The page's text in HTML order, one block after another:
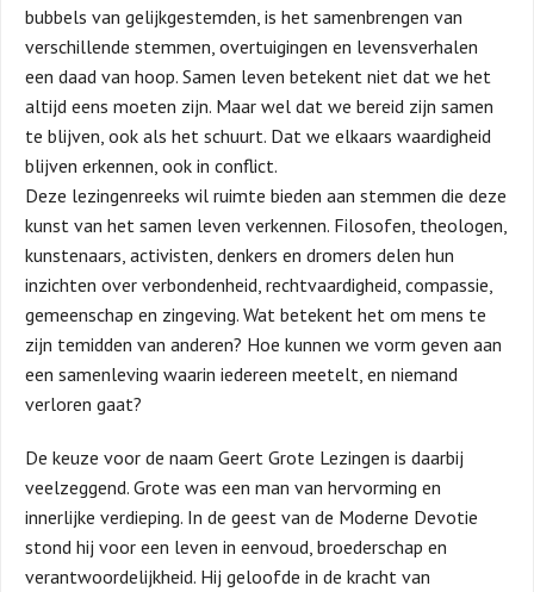
bubbels van gelijkgestemden, is het samenbrengen van
verschillende stemmen, overtuigingen en levensverhalen
een daad van hoop. Samen leven betekent niet dat we het
altijd eens moeten zijn. Maar wel dat we bereid zijn samen
te blijven, ook als het schuurt. Dat we elkaars waardigheid
blijven erkennen, ook in conflict.
Deze lezingenreeks wil ruimte bieden aan stemmen die deze
kunst van het samen leven verkennen. Filosofen, theologen,
kunstenaars, activisten, denkers en dromers delen hun
inzichten over verbondenheid, rechtvaardigheid, compassie,
gemeenschap en zingeving. Wat betekent het om mens te
zijn temidden van anderen? Hoe kunnen we vorm geven aan
een samenleving waarin iedereen meetelt, en niemand
verloren gaat?
De keuze voor de naam Geert Grote Lezingen is daarbij
veelzeggend. Grote was een man van hervorming en
innerlijke verdieping. In de geest van de Moderne Devotie
stond hij voor een leven in eenvoud, broederschap en
verantwoordelijkheid. Hij geloofde in de kracht van